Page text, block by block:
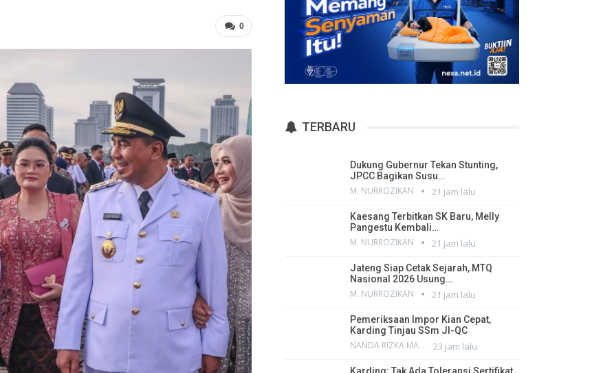
0
TERBARU
Dukung Gubernur Tekan Stunting,
JPCC Bagikan Susu…
M. NURROZIKAN 21 jam lalu
Kaesang Terbitkan SK Baru, Melly
Pangestu Kembali…
M. NURROZIKAN 21 jam lalu
Jateng Siap Cetak Sejarah, MTQ
Nasional 2026 Usung…
M. NURROZIKAN 21 jam lalu
Pemeriksaan Impor Kian Cepat,
Karding Tinjau SSm JI-QC
NANDA RIZKA MAHENDRA 23 jam lalu